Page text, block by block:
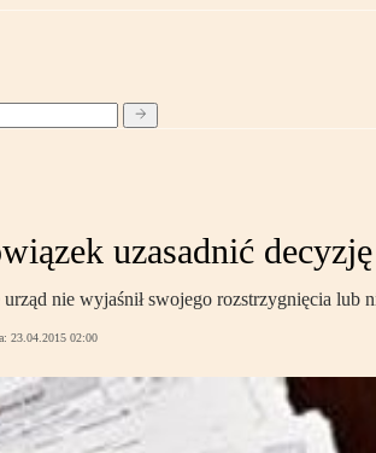
uzasadnić decyzję
nie wyjaśnił swojego rozstrzygnięcia lub
23.04.2015 02:00